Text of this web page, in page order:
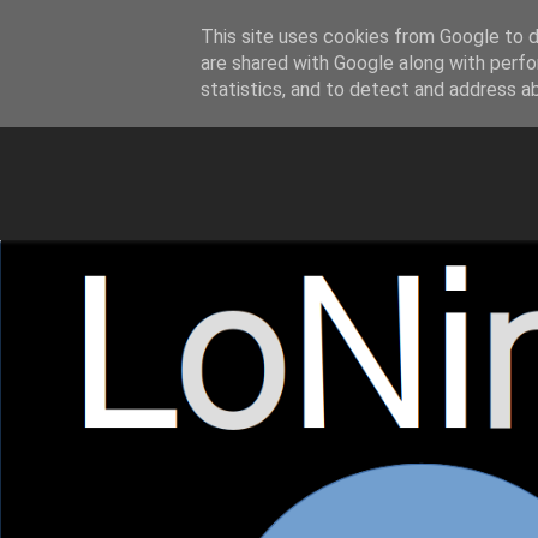
LoNinja.gr
This site uses cookies from Google to
are shared with Google along with
statistics, and to detect and address